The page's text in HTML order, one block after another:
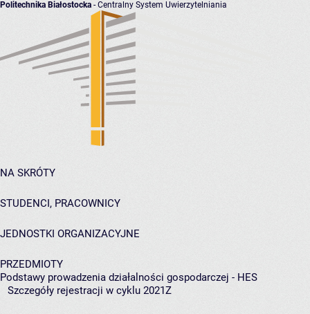
Politechnika Białostocka - Centralny System Uwierzytelniania
NA SKRÓTY
STUDENCI, PRACOWNICY
JEDNOSTKI ORGANIZACYJNE
PRZEDMIOTY
Podstawy prowadzenia działalności gospodarczej - HES
Szczegóły rejestracji w cyklu 2021Z